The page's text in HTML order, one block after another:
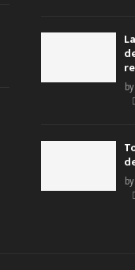
by
by